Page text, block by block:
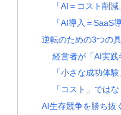
「AI＝コスト削
「AI導入＝SaaS
逆転のための3つの
経営者が「AI実践
「小さな成功体
「コスト」では
AI生存競争を勝ち抜